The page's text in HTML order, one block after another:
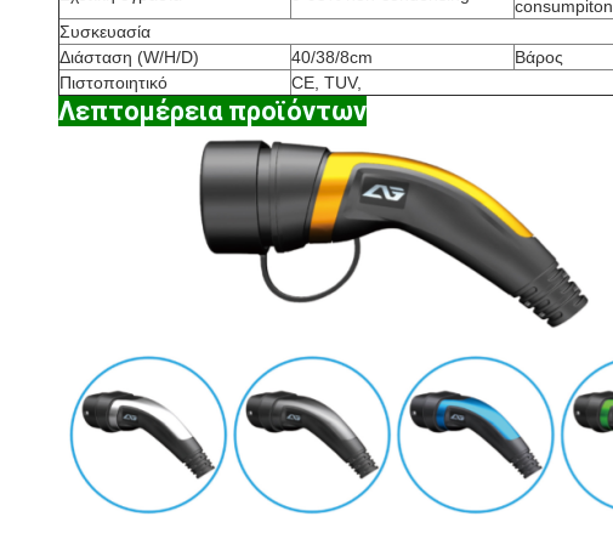
consumpiton
Συσκευασία
Διάσταση (W/H/D)
40/38/8cm Βάρος
Πιστοποιητικό
CE, TUV,
Λεπτομέρεια προϊόντων